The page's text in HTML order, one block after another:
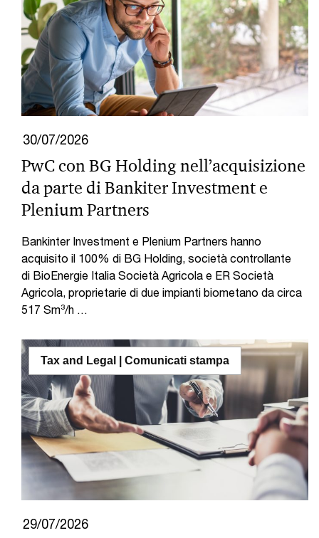
30/07/2026
PwC con BG Holding nell’acquisizione
da parte di Bankiter Investment e
Plenium Partners
Bankinter Investment e Plenium Partners hanno
acquisito il 100% di BG Holding, società controllante
di BioEnergie Italia Società Agricola e ER Società
Agricola, proprietarie di due impianti biometano da circa
517 Sm³/h …
Tax and Legal | Comunicati stampa
29/07/2026